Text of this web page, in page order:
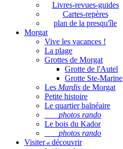
Livres-revues-guides
Cartes-repères
plan de la presqu'île
Morgat
Vive les vacances !
La plage
Grottes de Morgat
Grotte de l'Autel
Grotte Ste-Marine
Les Mardis de Morgat
Petite histoire
Le quartier balnéaire
photos rando
Le bois du Kador
photos rando
Visiteret découvrir